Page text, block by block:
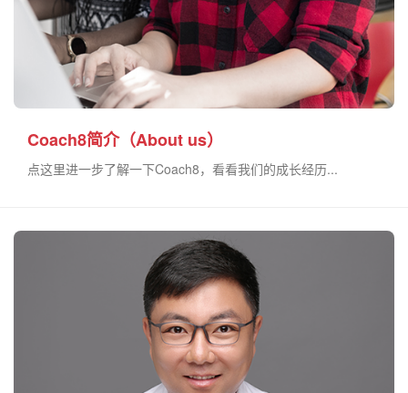
Coach8简介（About us）
点这里进一步了解一下Coach8，看看我们的成长经历...